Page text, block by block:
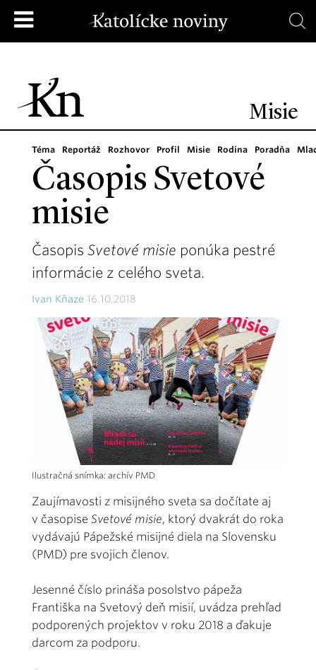
Misie
Téma Reportáž Rozhovor Profil Misie Rodina Poradňa
Časopis Svetové
misie
Časopis Svetové misie ponúka pestré
informácie z celého sveta.
Ivan Kňaze 16.10.2018
Ilustračná snímka: archív PMD
Zaujímavosti z misijného sveta sa dočítate aj
v časopise Svetové misie, ktorý dvakrát do roka
vydávajú Pápežské misijné diela na Slovensku
(PMD) pre svojich členov.
Jesenné číslo prináša posolstvo pápeža
Františka na Svetový deň misií, uvádza prehľad
podporených projektov v roku 2018 a ďakuje
darcom za podporu.